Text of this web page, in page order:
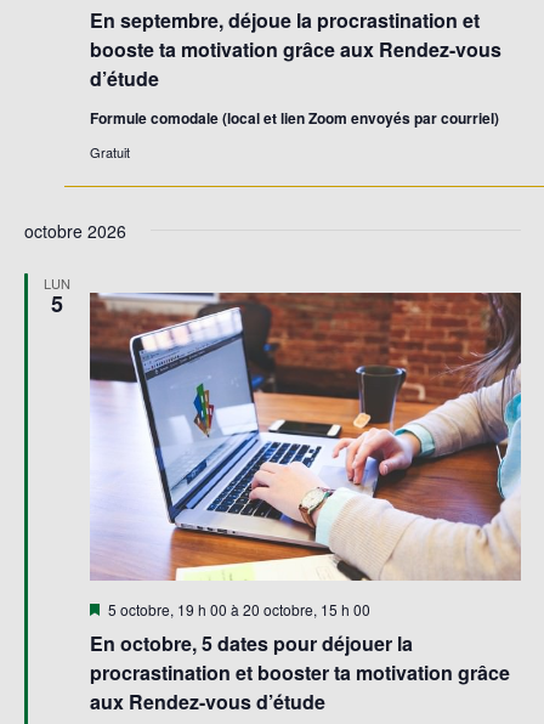
En septembre, déjoue la procrastination et
booste ta motivation grâce aux Rendez-vous
d’étude
Formule comodale (local et lien Zoom envoyés par courriel)
Gratuit
octobre 2026
LUN
5
En octobre, 5 dates pour déjouer la
procrastination et booster ta motivation grâce
aux Rendez-vous d’étude
Mis
avant
5 octobre, 19 h 00 à 20 octobre, 15 h 00